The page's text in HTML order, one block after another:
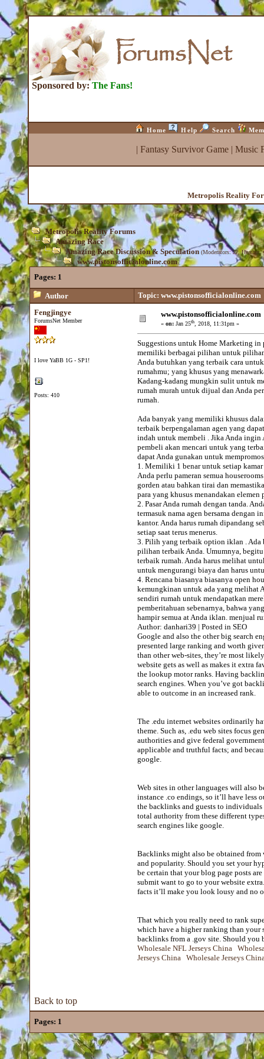
Sponsored by: The Fans!
Home Help Search
| Fantasy Survivor Game| Music
Metropolis Reality
Metropolis Reality Forums
Amazing Race
Amazing Race Discussion & Speculation (Moderators:JP,Heather,
www.pistonsofficialonline.com
Pages: 1
Author Topic: www.pistonsofficialonline.com
Fengjingye
ForumsNet Member
I love YaBB 1G - SP1!
Posts: 410
www.pistonsofficialonline.com
« on: Jan 25th, 2018, 11:31pm »
Suggestions untuk Home Marketing in
memiliki berbagai pilihan untuk
Anda butuhkan yang terbaik cara
rumahmu; yang khusus yang
Kadang-kadang mungkin sulit untuk
rumah murah untuk dijual dan Anda
rumah.
Ada banyak yang memiliki khusus
terbaik berpengalaman agen yang
indah untuk membeli . Jika Anda ingin
pembeli akan mencari untuk yang
dapat Anda gunakan untuk
1. Memiliki 1 benar untuk setiap
Anda perlu pameran semua
gorden atau bahkan tirai dan
para yang khusus menandakan
2. Pasar Anda rumah dengan tanda.
termasuk nama agen bersama dengan
kantor. Anda harus rumah dipandang
setiap saat terus menerus.
3. Pilih yang terbaik option iklan . Ada
pilihan terbaik Anda. Umumnya,
terbaik rumah. Anda harus melihat
untuk mengurangi biaya dan harus
4. Rencana biasanya biasanya open
kemungkinan untuk ada yang melihat
sendiri rumah untuk mendapatkan
pemberitahuan sebenarnya, bahwa
hampir semua at Anda iklan. menjual
Author: danhari39 | Posted in SEO
Google and also the other big search
presented large ranking and worth
than other web-sites, they’re most
website gets as well as makes it extra
the lookup motor ranks. Having
search engines. When you’ve got
able to outcome in an increased rank.
The .edu internet websites ordinarily
theme. Such as, .edu web sites focus
authorities and give federal
applicable and truthful facts; and
google.
Web sites in other languages will also
instance .co endings, so it’ll have less
the backlinks and guests to
total authority from these different
search engines like google.
Backlinks might also be obtained
and popularity. Should you set your
be certain that your blog page posts
submit want to go to your website
facts it’ll make you look lousy and no
That which you really need to rank
which have a higher ranking than your
backlinks from a .gov site. Should you
Wholesale NFL Jerseys China
Jerseys China Wholesale Jerseys
Back to top
Pages: 1